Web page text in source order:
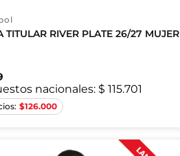
TITULAR RIVER PLATE 26/27 MUJER
nacionales: $ 115.701
$126.000
M L